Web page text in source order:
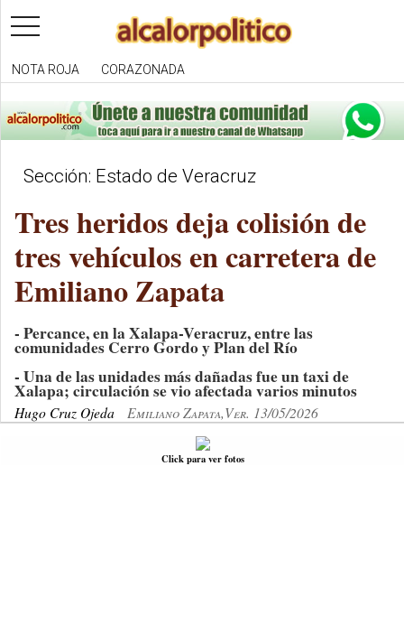
toggle
navigation
NOTA ROJA CORAZONADA
Sección: Estado de Veracruz
Tres heridos deja colisión de
tres vehículos en carretera de
Emiliano Zapata
- Percance, en la Xalapa-Veracruz, entre las
comunidades Cerro Gordo y Plan del Río
- Una de las unidades más dañadas fue un taxi de
Xalapa; circulación se vio afectada varios minutos
Hugo Cruz Ojeda Emiliano Zapata,Ver. 13/05/2026
Click para ver fotos